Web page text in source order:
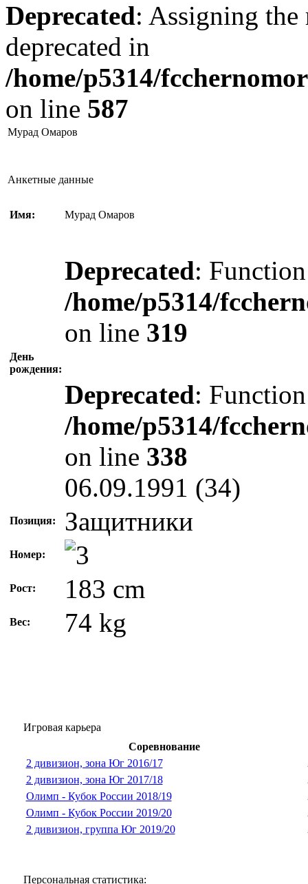
Deprecated: Assigning the
deprecated in
/home/p5314/
on line 587
Мурад Омаров
Анкетные данные
Имя: Мурад Омаров
День
рождения:
Deprecated:
/home/p5314/
on line 319
Deprecated:
/home/p5314/
on line 338
06.09.1991 (34)
Позиция: Защитники
Номер:
Рост: 183 cm
Вес: 74 kg
Игровая карьера
Соревнование
2 дивизион, зона Юг 2016/17
2 дивизион, зона Юг 2017/18
Олимп - Кубок России 2018/19
Олимп - Кубок России 2019/20
2 дивизион, группа Юг 2019/20
Персональная статистика: